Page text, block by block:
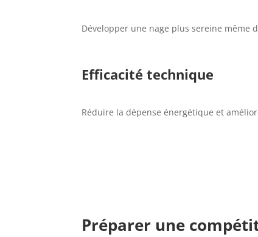
Développer une nage plus sereine même
Efficacité technique
Réduire la dépense énergétique et
Préparer une